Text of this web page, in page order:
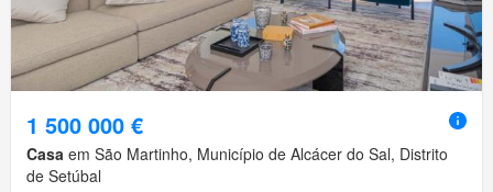
1 500 000 €
Casa em São Martinho, Município de Alcácer do Sal, Distrito
de Setúbal